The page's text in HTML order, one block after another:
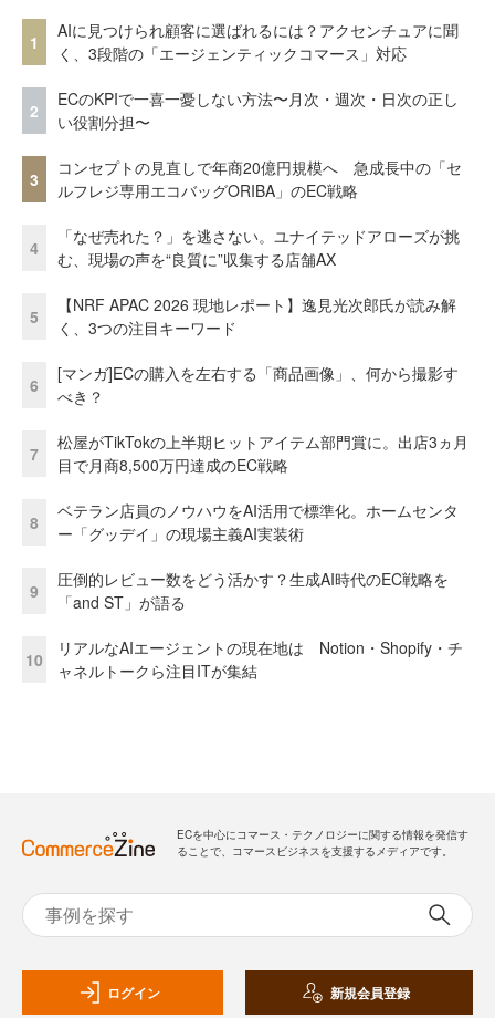
1
AIに見つけられ顧客に選ばれるには？アクセンチュアに聞
く、3段階の「エージェンティックコマース」対応
2
ECのKPIで一喜一憂しない方法〜月次・週次・日次の正し
い役割分担〜
3
コンセプトの見直しで年商20億円規模へ 急成長中の「セ
ルフレジ専用エコバッグORIBA」のEC戦略
4
「なぜ売れた？」を逃さない。ユナイテッドアローズが挑
む、現場の声を“良質に”収集する店舗AX
5
【NRF APAC 2026 現地レポート】逸見光次郎氏が読み解
く、3つの注目キーワード
6
[マンガ]ECの購入を左右する「商品画像」、何から撮影す
べき？
7
松屋がTikTokの上半期ヒットアイテム部門賞に。出店3ヵ月
目で月商8,500万円達成のEC戦略
8
ベテラン店員のノウハウをAI活用で標準化。ホームセンタ
ー「グッデイ」の現場主義AI実装術
9
圧倒的レビュー数をどう活かす？生成AI時代のEC戦略を
「and ST」が語る
10
リアルなAIエージェントの現在地は Notion・Shopify・チ
ャネルトークら注目ITが集結
ECを中心にコマース・テクノロジーに関する情報を発信す
ることで、コマースビジネスを支援するメディアです。
ログイン 新規会員登録